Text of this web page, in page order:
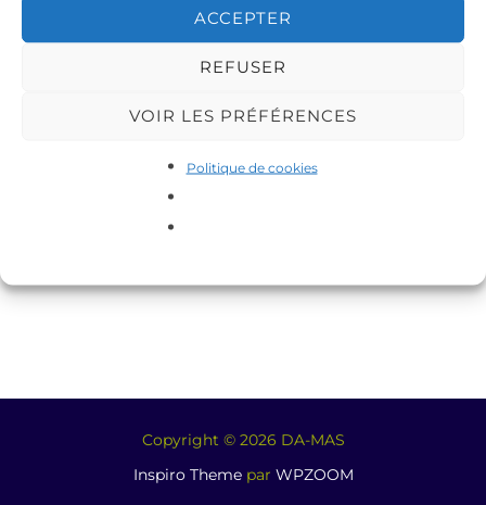
ACCEPTER
REFUSER
VOIR LES PRÉFÉRENCES
Politique de cookies
Copyright © 2026 DA-MAS
Inspiro Themepar WPZOOM